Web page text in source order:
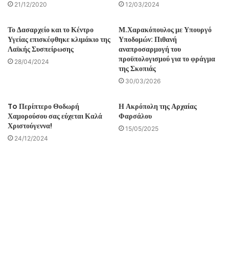
21/12/2020 12/03/2024
Το Δασαρχείο και το Κέντρο
Υγείας επισκέφθηκε κλιμάκιο της
Λαϊκής Συσπείρωσης
28/04/2024
Μ.Χαρακόπουλος με Υπουργό
Υποδομών: Πιθανή
αναπροσαρμογή του
προϋπολογισμού για το φράγμα
της Σκοπιάς
30/03/2026
To Περίπτερο Θοδωρή
Χαμορούσου σας εύχεται Καλά
Χριστούγεννα!
24/12/2024
Η Ακρόπολη της Αρχαίας
Φαρσάλου
15/05/2025